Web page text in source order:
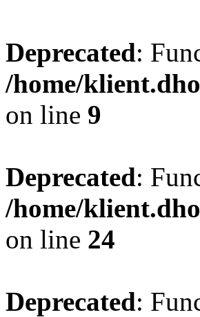
Deprecated:
/home/
on line 9
Deprecated:
/home/
on line 24
Deprecated: